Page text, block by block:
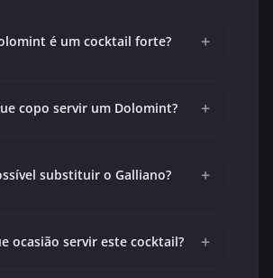
é um cocktail forte? +
copo servir um Dolomint? +
substituir o Galliano? +
ocasião servir este cocktail? +